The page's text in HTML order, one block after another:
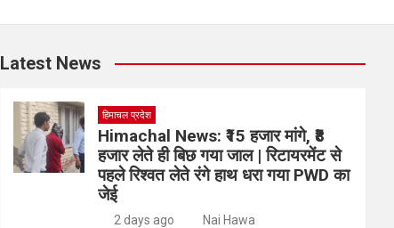
Latest News
हिमाचल प्रदेश
Himachal News: ₹15 हजार मांगे, ₹8
हजार लेते ही बिछ गया जाल | रिटायरमेंट से
पहले रिश्वत लेते रंगे हाथ धरा गया PWD का
जेई
2 days ago Nai Hawa